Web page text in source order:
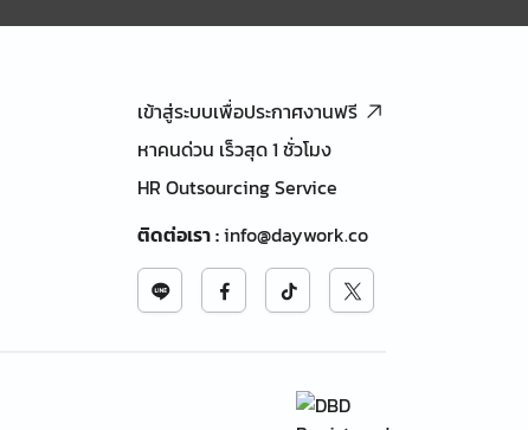
เข้าสู่ระบบเพื่อประกาศงานฟรี
หาคนด่วน เร็วสุด 1 ชั่วโมง
HR Outsourcing Service
ติดต่อเรา:info@daywork.co